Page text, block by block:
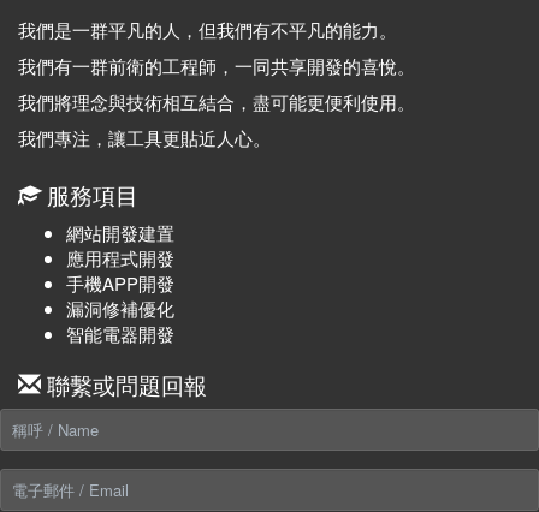
我們是一群平凡的人，但我們有不平凡的能力。
我們有一群前衛的工程師，一同共享開發的喜悅。
我們將理念與技術相互結合，盡可能更便利使用。
我們專注，讓工具更貼近人心。
服務項目
網站開發建置
應用程式開發
手機APP開發
漏洞修補優化
智能電器開發
聯繫或問題回報